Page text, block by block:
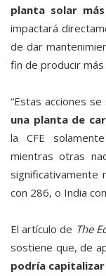
planta solar
impactará
de dar
fin de producir más
“Estas acciones
una planta de
la CFE
mientras otras
significativamente
con 286, o India
El artículo de The
sostiene que, de
podría